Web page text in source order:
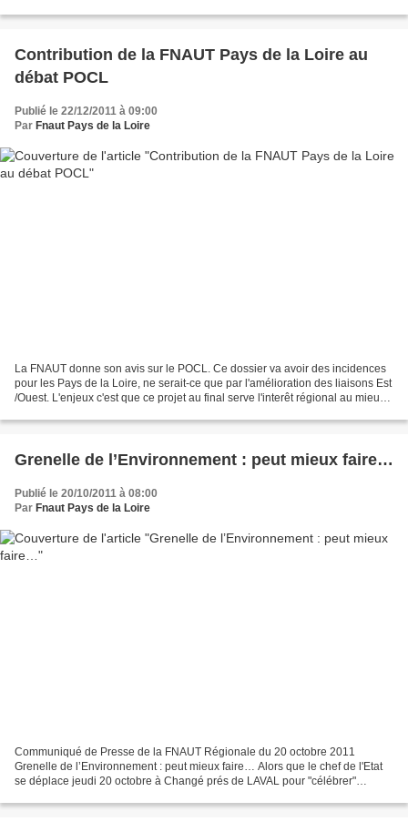
Contribution de la FNAUT Pays de la Loire au
débat POCL
Publié le 22/12/2011 à 09:00
Par Fnaut Pays de la Loire
La FNAUT donne son avis sur le POCL. Ce dossier va avoir des incidences
pour les Pays de la Loire, ne serait-ce que par l'amélioration des liaisons Est
/Ouest. L'enjeux c'est que ce projet au final serve l'interêt régional au mieux
Grenelle de l’Environnement : peut mieux faire…
Publié le 20/10/2011 à 08:00
Par Fnaut Pays de la Loire
Communiqué de Presse de la FNAUT Régionale du 20 octobre 2011
Grenelle de l’Environnement : peut mieux faire… Alors que le chef de l'Etat
se déplace jeudi 20 octobre à Changé prés de LAVAL pour "célébrer"